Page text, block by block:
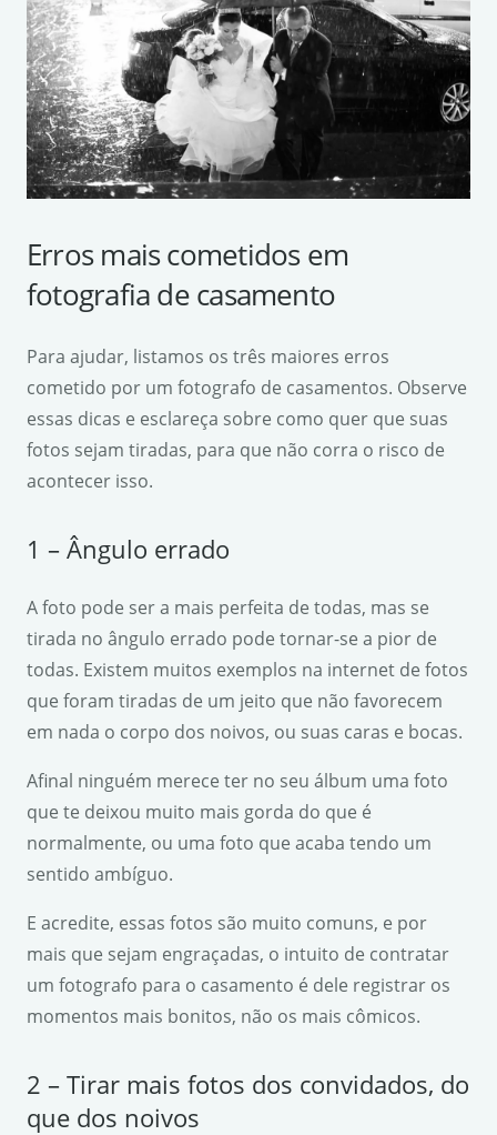
Erros mais cometidos em
fotografia de casamento
Para ajudar, listamos os três maiores erros
cometido por um fotografo de casamentos. Observe
essas dicas e esclareça sobre como quer que suas
fotos sejam tiradas, para que não corra o risco de
acontecer isso.
1 – Ângulo errado
A foto pode ser a mais perfeita de todas, mas se
tirada no ângulo errado pode tornar-se a pior de
todas. Existem muitos exemplos na internet de fotos
que foram tiradas de um jeito que não favorecem
em nada o corpo dos noivos, ou suas caras e bocas.
Afinal ninguém merece ter no seu álbum uma foto
que te deixou muito mais gorda do que é
normalmente, ou uma foto que acaba tendo um
sentido ambíguo.
E acredite, essas fotos são muito comuns, e por
mais que sejam engraçadas, o intuito de contratar
um fotografo para o casamento é dele registrar os
momentos mais bonitos, não os mais cômicos.
2 – Tirar mais fotos dos convidados, do
que dos noivos